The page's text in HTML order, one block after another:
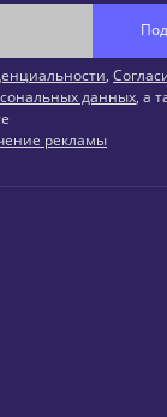
,
данных, а
рекламы